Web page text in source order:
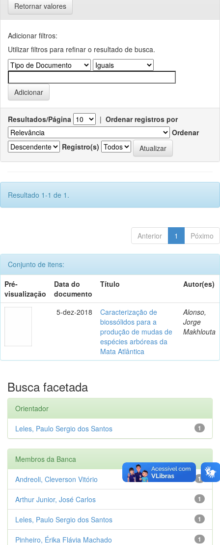
Retornar valores
Adicionar filtros:
Utilizar filtros para refinar o resultado de busca.
Resultados/Página | Ordenar registros por
Ordenar
Registro(s)
Resultado 1-1 de 1.
Anterior 1 Póximo
Conjunto de itens:
Pré-
visualização
Data do
documento
Título Autor(es)
5-dez-2018
Caracterização de
biossólidos para a
produção de mudas de
espécies arbóreas da
Mata Atlântica
Alonso,
Jorge
Makhlouta
Busca facetada
Orientador
1
Leles, Paulo Sergio dos Santos
Membros da Banca
1
Andreoli, Cleverson Vitório
1
Arthur Junior, José Carlos
1
Leles, Paulo Sergio dos Santos
1
Pinheiro, Érika Flávia Machado